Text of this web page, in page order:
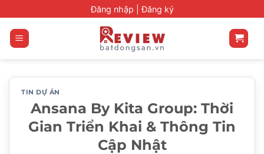
qua
nội
dung
Đăng nhập | Đăng ký
TIN DỰ ÁN
Ansana By Kita Group: Thời
Gian Triển Khai & Thông Tin
Cập Nhật